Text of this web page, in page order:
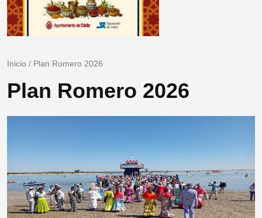
Inicio / Plan Romero 2026
Plan Romero 2026